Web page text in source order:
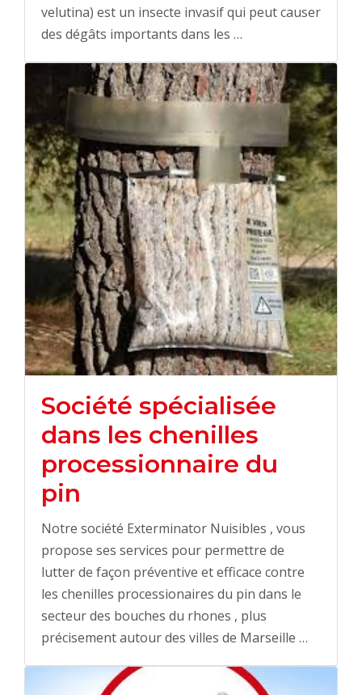
velutina) est un insecte invasif qui peut causer
des dégâts importants dans les …
Société spécialisée
dans les chenilles
processionnaire du
pin
Notre société Exterminator Nuisibles , vous
propose ses services pour permettre de
lutter de façon préventive et efficace contre
les chenilles processionaires du pin dans le
secteur des bouches du rhones , plus
précisement autour des villes de Marseille …